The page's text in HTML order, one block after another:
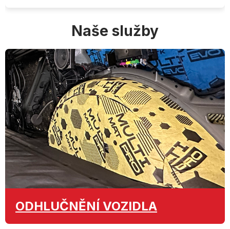
Naše služby
ODHLUČNĚNÍ VOZIDLA